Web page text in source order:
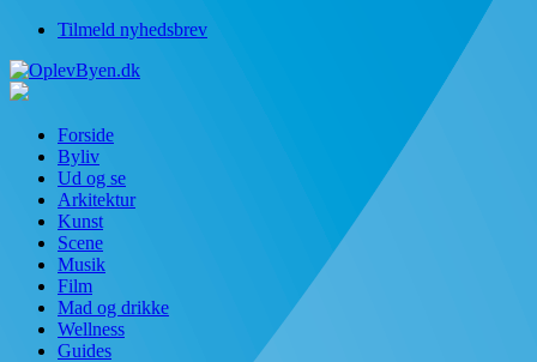
Tilmeld nyhedsbrev
Forside
Byliv
Ud og se
Arkitektur
Kunst
Scene
Musik
Film
Mad og drikke
Wellness
Guides